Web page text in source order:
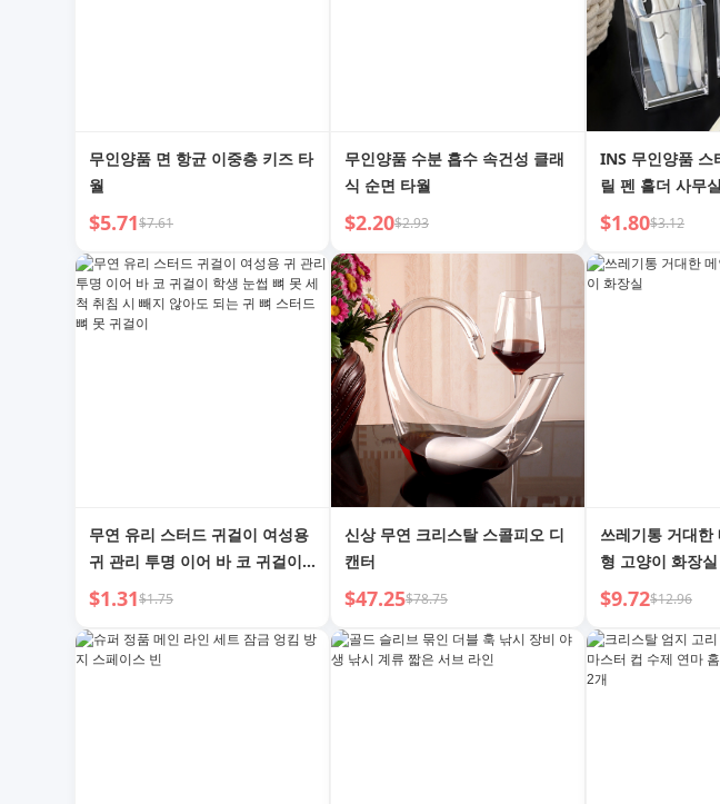
무인양품 면 항균 이중층 키즈 타
월
$5.71$7.61
무인양품 수분 흡수 속건성 클래
식 순면 타월
$2.20$2.93
INS 무인양품 스
릴 펜 홀더 사무
보관함 학생 메이
$1.80$3.12
무연 유리 스터드 귀걸이 여성용
귀 관리 투명 이어 바 코 귀걸이
학생 눈썹 뼈 못 세척 취침 시 빼
못 귀걸이
$1.31$1.75
신상 무연 크리스탈 스콜피오 디
캔터
$47.25$78.75
쓰레기통 거대한
형 고양이 화장실
$9.72$12.96